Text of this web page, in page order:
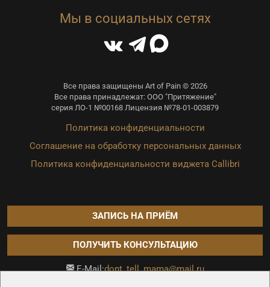
Мы в социальных сетях
Все права защищены Art of Pain © 2026
Все права принадлежат: ООО "Притяжение"
серия ЛО-1 №00168 Лицензия №78-01-003879
Политика конфиденциальности
Соглашение на обработку персональных данных
Политика конфиденциальности виджета Callibri
ЗАПИСЬ НА ПРИЁМ
ПОЛУЧИТЬ КОНСУЛЬТАЦИЮ
E-Mail:dont_tell_mama@mail.ru